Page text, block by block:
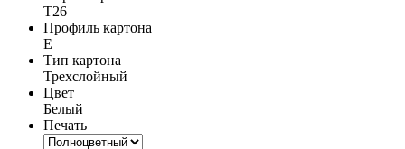
Т26
Профиль картона
E
Тип картона
Трехслойный
Цвет
Белый
Печать